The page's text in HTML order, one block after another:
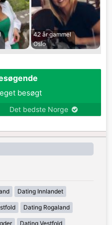
42 år gammel
Oslo
besøgt
Det bedste Norge
Dating Innlandet
Dating Rogaland
Dating Vestfold